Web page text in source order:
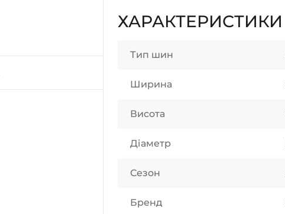
ХАРАКТЕРИСТИКИ
Тип шин
Ширина
Висота
Діаметр
Сезон
Бренд